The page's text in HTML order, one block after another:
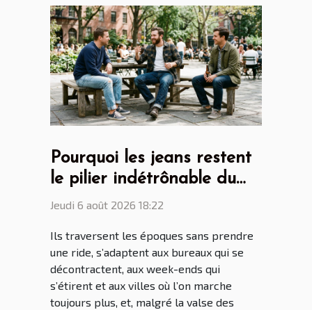
Pourquoi les jeans restent
le pilier indétrônable du
dressing masculin
Jeudi 6 août 2026 18:22
Ils traversent les époques sans prendre
une ride, s’adaptent aux bureaux qui se
décontractent, aux week-ends qui
s’étirent et aux villes où l’on marche
toujours plus, et, malgré la valse des